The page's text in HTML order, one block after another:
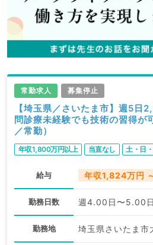
常勤求人 募集停止
【埼玉県／さいたま市】週5
問診療未経験でも技術の習得が
／常勤）
年収1,800万円以上 当直なし 土・日
給与 年収1,824万円
勤務日数 週4.00日〜5.00日
勤務地 埼玉県さいたま市